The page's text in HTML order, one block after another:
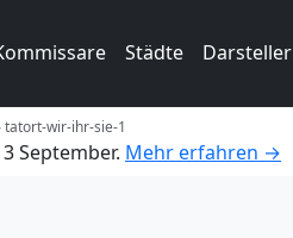
Städte Darsteller
tatort-wir-ihr-sie-1
September. Mehr erfahren →